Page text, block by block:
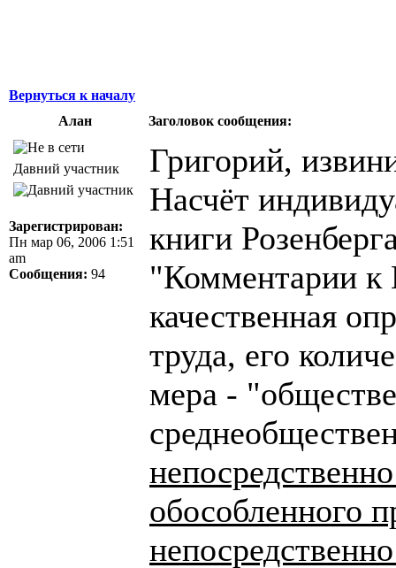
Вернуться к началу
Алан
Заголовок сообщения:
Давний участник
Зарегистрирован:
Пн мар 06, 2006 1:51
am
Сообщения: 94
Григорий,
Насчёт
книги
"Комментарии к
качественная
труда, его
мера -
обособленного